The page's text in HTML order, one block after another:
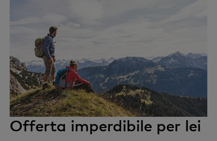
Offerta imperdibile per lei